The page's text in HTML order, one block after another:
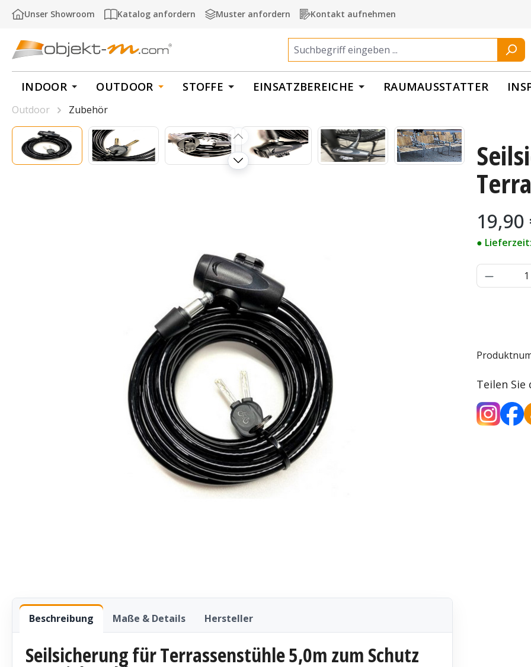
Hauptinhalt springen
Zur Suche springen
Zur Hauptnavigation springen
Unser Showroom Katalog anfordern Muster anfordern Kontakt aufnehmen
INDOOR OUTDOOR STOFFE EINSATZBEREICHE RAUMAUSSTATTER
Regulärer
19,90
●
Teilen Sie
Outdoor
Zubehör
Bildergalerie überspringen
Beschreibung Maße & Details Hersteller
Seilsicherung für Terrassenstühle 5,0m zum Schutz